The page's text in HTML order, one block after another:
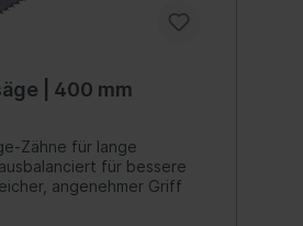
| 400 mm
Zähne für lange
für bessere
angenehmer Griff